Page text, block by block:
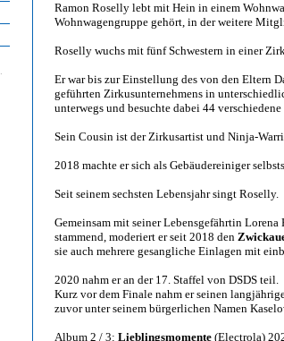
Ramon Roselly lebt mit Hein in einem
Wohnwagengruppe gehört, in der weitere
Roselly wuchs mit fünf Schwestern in einer
Er war bis zur Einstellung des von den Eltern
geführten Zirkusunternehmens in
unterwegs und besuchte dabei 44
Sein Cousin ist der Zirkusartist und Ninja-
2018 machte er sich als Gebäudereiniger
Seit seinem sechsten Lebensjahr singt Roselly.
Gemeinsam mit seiner Lebensgefährtin
stammend, moderiert er seit 2018 den
sie auch mehrere gesangliche Einlagen mit
2020 nahm er an der 17. Staffel von DSDS teil.
Kurz vor dem Finale nahm er seinen
zuvor unter seinem bürgerlichen Namen
Album 2 / 3: Lieblingsmomente (Electrola)